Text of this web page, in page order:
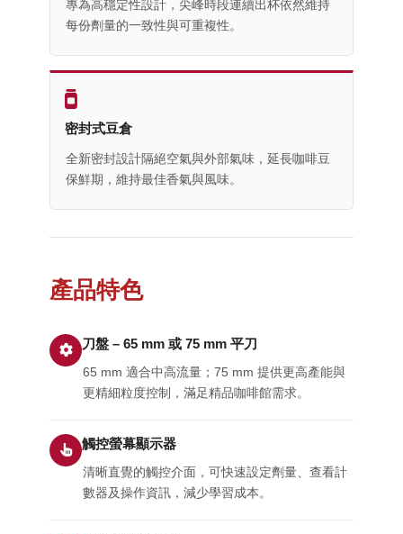
專為高穩定性設計，尖峰時段連續出杯依然維持
每份劑量的一致性與可重複性。
密封式豆倉
全新密封設計隔絕空氣與外部氣味，延長咖啡豆
保鮮期，維持最佳香氣與風味。
產品特色
刀盤 – 65 mm 或 75 mm 平刀
65 mm 適合中高流量；75 mm 提供更高產能與
更精細粒度控制，滿足精品咖啡館需求。
觸控螢幕顯示器
清晰直覺的觸控介面，可快速設定劑量、查看計
數器及操作資訊，減少學習成本。